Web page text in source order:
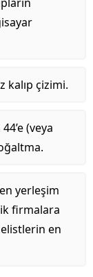
kalıp çizimi.
(veya
yerleşim
firmalara
en